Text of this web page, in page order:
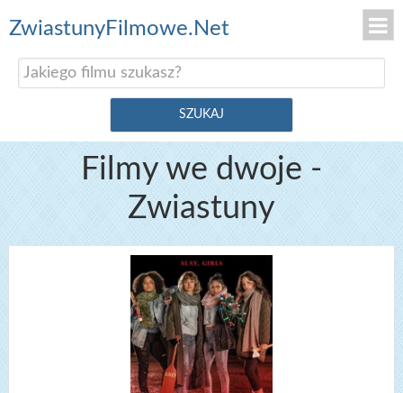
ZwiastunyFilmowe.Net
Filmy we dwoje -
Zwiastuny